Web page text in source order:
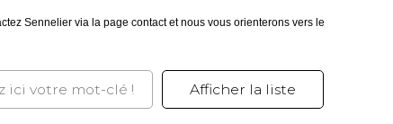
Sennelier via la page contact et nous vous orienterons vers le